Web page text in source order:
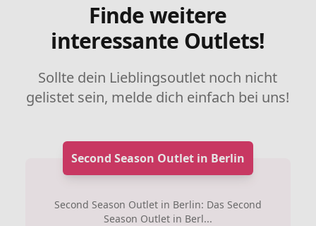
Finde weitere
interessante Outlets!
Sollte dein Lieblingsoutlet noch nicht
gelistet sein, melde dich einfach bei uns!
Second Season Outlet in Berlin
Second Season Outlet in Berlin: Das Second
Season Outlet in Berl...